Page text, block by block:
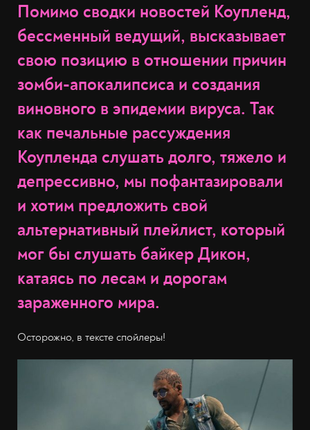
Помимо сводки новостей Коупленд,
бессменный ведущий, высказывает
свою позицию в отношении причин
зомби-апокалипсиса и создания
виновного в эпидемии вируса. Так
как печальные рассуждения
Коупленда слушать долго, тяжело и
депрессивно, мы пофантазировали
и хотим предложить свой
альтернативный плейлист, который
мог бы слушать байкер Дикон,
катаясь по лесам и дорогам
зараженного мира.
Осторожно, в тексте спойлеры!